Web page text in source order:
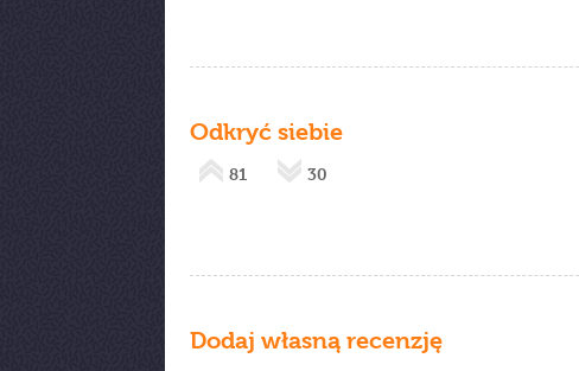
Odkryć siebie
81 30
Dodaj własną recenzję